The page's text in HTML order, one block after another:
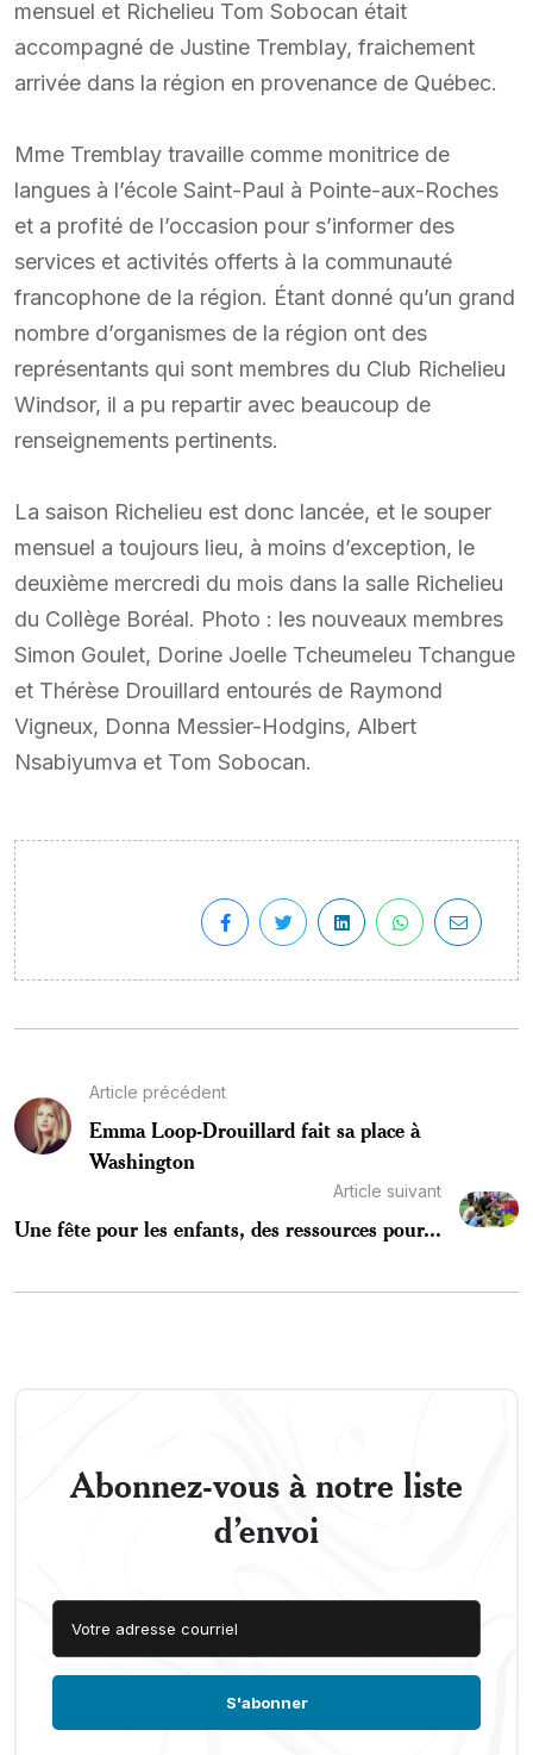
mensuel et Richelieu Tom Sobocan était
accompagné de Justine Tremblay, fraichement
arrivée dans la région en provenance de Québec.
Mme Tremblay travaille comme monitrice de
langues à l’école Saint-Paul à Pointe-aux-Roches
et a profité de l’occasion pour s’informer des
services et activités offerts à la communauté
francophone de la région. Étant donné qu’un grand
nombre d’organismes de la région ont des
représentants qui sont membres du Club Richelieu
Windsor, il a pu repartir avec beaucoup de
renseignements pertinents.
La saison Richelieu est donc lancée, et le souper
mensuel a toujours lieu, à moins d’exception, le
deuxième mercredi du mois dans la salle Richelieu
du Collège Boréal. Photo : les nouveaux membres
Simon Goulet, Dorine Joelle Tcheumeleu Tchangue
et Thérèse Drouillard entourés de Raymond
Vigneux, Donna Messier-Hodgins, Albert
Nsabiyumva et Tom Sobocan.
Article précédent
Emma Loop-Drouillard fait sa place à
Washington
Article suivant
Une fête pour les enfants, des ressources pour...
Abonnez-vous à notre liste
d’envoi